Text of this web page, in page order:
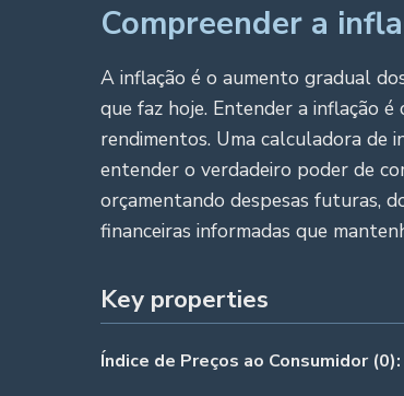
Compreender a
A inflação é o aumento gradual
que faz hoje. Entender a inflação
rendimentos. Uma calculadora
entender o verdadeiro poder de
orçamentando despesas futuras,
financeiras informadas que
Key properties
Índice de Preços ao Consumidor